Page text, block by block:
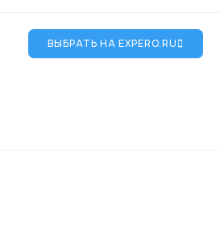
ВЫБРАТЬ НА EXPERO.RU